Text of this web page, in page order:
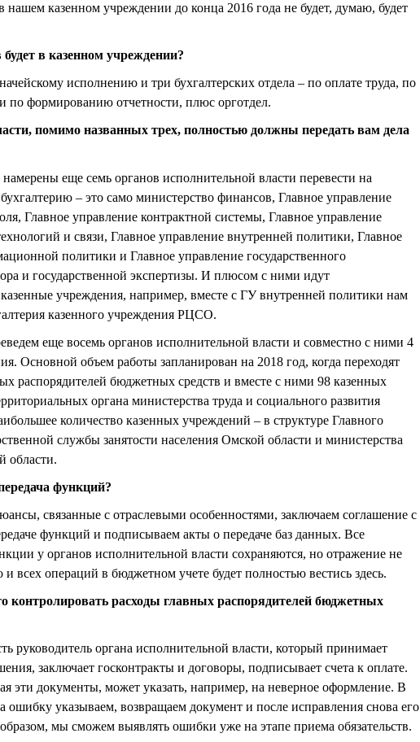
нашем казенном учреждении до конца 2016 года не будет, думаю, будет
в казенном учреждении?
исполнению и три бухгалтерских отдела – по оплате труда, по
по формированию отчетности, плюс орготдел.
помимо названных трех, полностью должны передать вам дела
еще семь органов исполнительной власти перевести на
– это само министерство финансов, Главное управление
Главное управление контрактной системы, Главное управление
и связи, Главное управление внутренней политики, Главное
политики и Главное управление государственного
и государственной экспертизы. И плюсом с ними идут
учреждения, например, вместе с ГУ внутренней политики нам
казенного учреждения РЦСО.
еще восемь органов исполнительной власти и совместно с ними 4
Основной объем работы запланирован на 2018 год, когда переходят
распорядителей бюджетных средств и вместе с ними 98 казенных
органа министерства труда и социального развития
количество казенных учреждений – в структуре Главного
службы занятости населения Омской области и министерства
области.
функций?
связанные с отраслевыми особенностями, заключаем соглашение с
функций и подписываем акты о передаче баз данных. Все
у органов исполнительной власти сохраняются, но отражение не
и всех операций в бюджетном учете будет полностью вестись здесь.
контролировать расходы главных распорядителей бюджетных
руководитель органа исполнительной власти, который принимает
заключает госконтракты и договоры, подписывает счета к оплате.
эти документы, может указать, например, на неверное оформление. В
ошибку указываем, возвращаем документ и после исправления снова его
мы сможем выявлять ошибки уже на этапе приема обязательств.